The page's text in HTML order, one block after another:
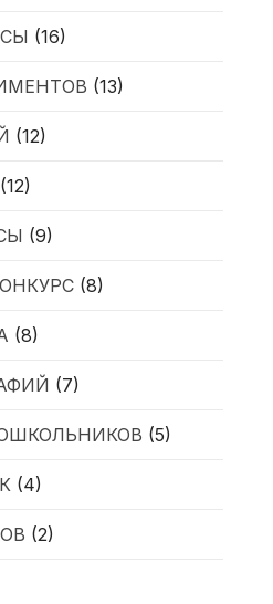
(16)
(13)
(12)
(12)
(9)
(8)
(8)
(7)
(5)
(4)
(2)